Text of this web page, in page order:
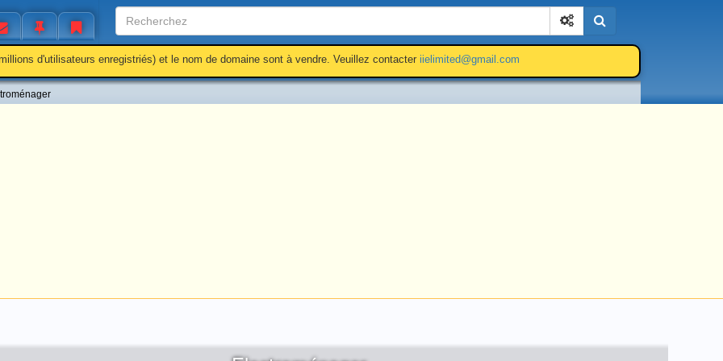
Cherchez
d'utilisateurs enregistriés) et le nom de domaine sont à vendre. Veuillez contacter iielimited@gmail.com